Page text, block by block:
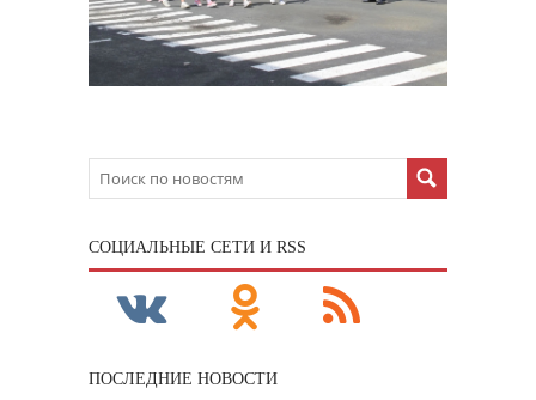
CОЦИАЛЬНЫЕ СЕТИ И RSS
ПОСЛЕДНИЕ НОВОСТИ